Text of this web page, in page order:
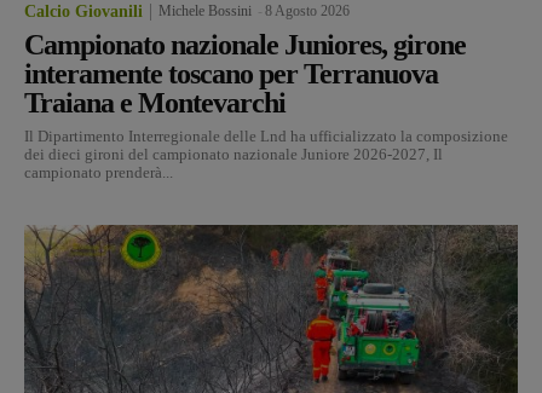
Calcio Giovanili Michele Bossini 8 Agosto 2026
Campionato nazionale Juniores, girone
interamente toscano per Terranuova
Traiana e Montevarchi
Il Dipartimento Interregionale delle Lnd ha ufficializzato la composizione
dei dieci gironi del campionato nazionale Juniore 2026-2027, Il
campionato prenderà...